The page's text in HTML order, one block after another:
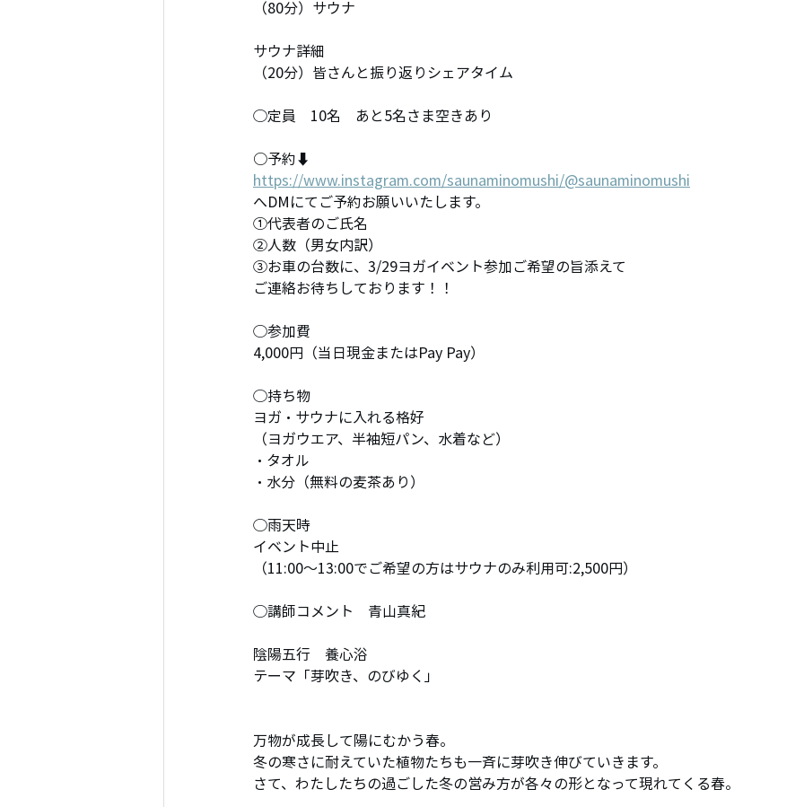
（80分）サウナ
サウナ詳細
（20分）皆さんと振り返りシェアタイム
◯定員　10名　あと5名さま空きあり
○予約⬇︎
https://www.instagram.com/saunaminomushi/@saunaminomushi
へDMにてご予約お願いいたします。
①代表者のご氏名
②人数（男女内訳）
③お車の台数に、3/29ヨガイベント参加ご希望の旨添えて
ご連絡お待ちしております！！
◯参加費
4,000円（当日現金またはPay Pay）
◯持ち物
ヨガ・サウナに入れる格好
（ヨガウエア、半袖短パン、水着など）
・タオル
・水分（無料の麦茶あり）
◯雨天時
イベント中止
（11:00〜13:00でご希望の方はサウナのみ利用可:2,500円）
◯講師コメント　青山真紀
陰陽五行　養心浴
テーマ「芽吹き、のびゆく」
万物が成長して陽にむかう春。
冬の寒さに耐えていた植物たちも一斉に芽吹き伸びていきます。
さて、わたしたちの過ごした冬の営み方が各々の形となって現れてくる春。